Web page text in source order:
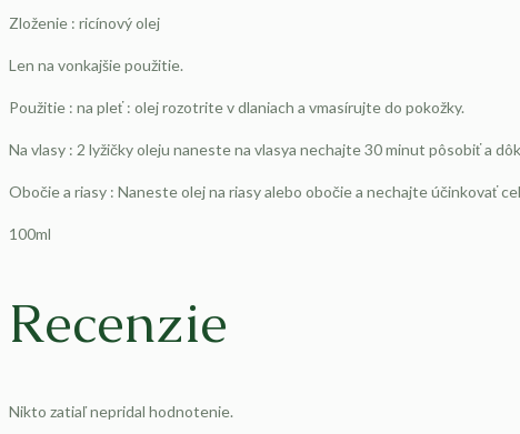
Zloženie : ricínový olej
Len na vonkajšie použitie.
Použitie : na pleť : olej rozotrite v dlaniach a vmasírujte do pokožky.
Na vlasy : 2 lyžičky oleju naneste na vlasya nechajte 30 minut pôsobiť a
Obočie a riasy : Naneste olej na riasy alebo obočie a nechajte účinkovať
100ml
Recenzie
Nikto zatiaľ nepridal hodnotenie.